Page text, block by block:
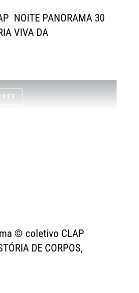
NOITE PANORAMA 30
VIVA DA
© coletivo CLAP
DE CORPOS,